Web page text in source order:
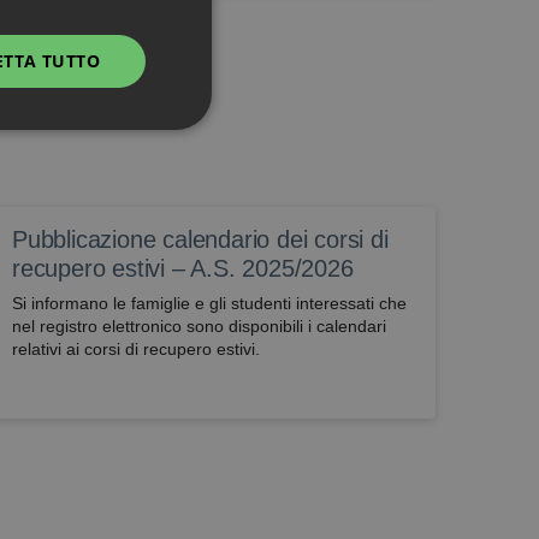
Pubblicazione calendario dei corsi di
recupero estivi – A.S. 2025/2026
Si informano le famiglie e gli studenti interessati che
nel registro elettronico sono disponibili i calendari
relativi ai corsi di recupero estivi.
TUTTO
classificati
utilizzati per scopi
operazioni non
banking
di effettuare e